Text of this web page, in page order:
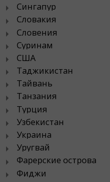
Сингапур
Словакия
Словения
Суринам
США
Таджикистан
Тайвань
Танзания
Турция
Узбекистан
Украина
Уругвай
Фарерские острова
Фиджи